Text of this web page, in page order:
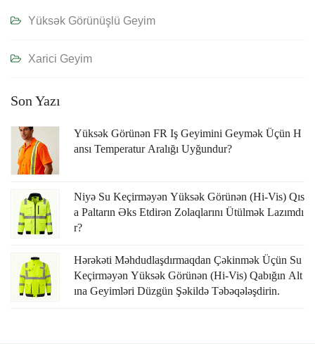
Yüksək Görünüşlü Geyim
Xarici Geyim
Son Yazı
Yüksək Görünən FR Iş Geyimini Geymək Üçün H
Ansı Temperatur Aralığı Uyğundur?
Niyə Su Keçirməyən Yüksək Görünən (Hi-Vis) Qıs
A Paltarın Əks Etdirən Zolaqlarını Ütülmək Lazımdı
R?
Hərəkəti Məhdudlaşdırmaqdan Çəkinmək Üçün Su
Keçirməyən Yüksək Görünən (hi-Vis) Qabığın Alt
Ina Geyimləri Düzgün Şəkildə Təbəqələşdirin.